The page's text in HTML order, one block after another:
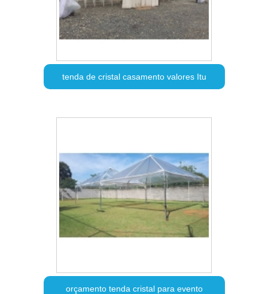
tenda de cristal casamento valores Itu
orçamento tenda cristal para evento